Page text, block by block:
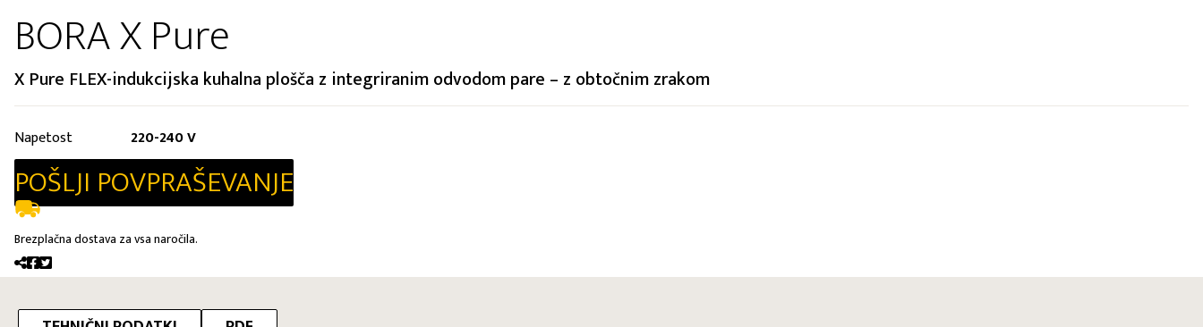
BORA X Pure
X Pure FLEX-indukcijska kuhalna plošča z integriranim odvodom pare – z obtočnim zrakom
Napetost 220-240 V
POŠLJI POVPRAŠEVANJE
Brezplačna dostava za vsa naročila.